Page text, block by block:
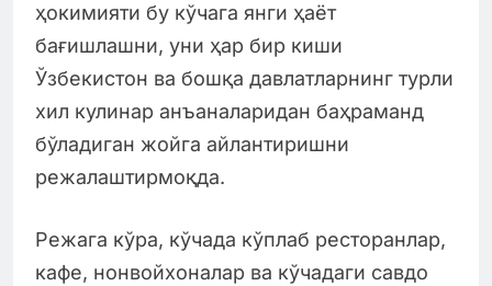
ҳокимияти бу кўчага янги ҳаёт
бағишлашни, уни ҳар бир киши
Ўзбекистон ва бошқа давлатларнинг турли
хил кулинар анъаналаридан баҳраманд
бўладиган жойга айлантиришни
режалаштирмоқда.
Режага кўра, кўчада кўплаб ресторанлар,
кафе, нонвойхоналар ва кўчадаги савдо